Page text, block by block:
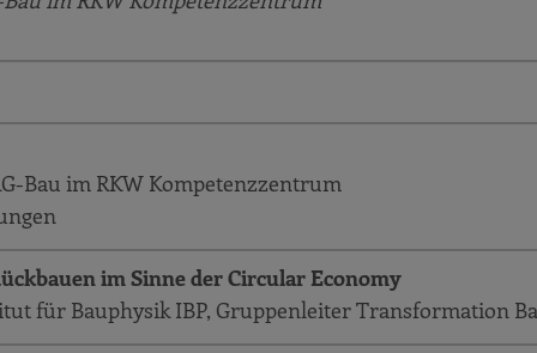
Bau im RKW Kompetenzzentrum
im Sinne der Circular Economy
für Bauphysik IBP, Gruppenleiter Transformation